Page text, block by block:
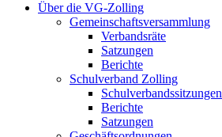
Über die VG-Zolling
Gemeinschaftsversammlung
Verbandsräte
Satzungen
Berichte
Schulverband Zolling
Schulverbandssitzungen
Berichte
Satzungen